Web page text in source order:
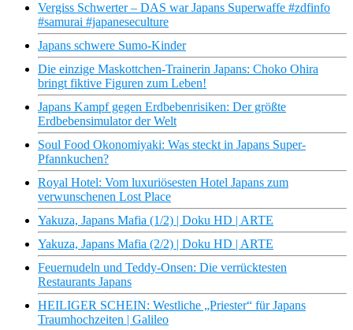
Vergiss Schwerter – DAS war Japans Superwaffe #zdfinfo
#samurai #japaneseculture
Japans schwere Sumo-Kinder
Die einzige Maskottchen-Trainerin Japans: Choko Ohira
bringt fiktive Figuren zum Leben!
Japans Kampf gegen Erdbebenrisiken: Der größte
Erdbebensimulator der Welt
Soul Food Okonomiyaki: Was steckt in Japans Super-
Pfannkuchen?
Royal Hotel: Vom luxuriösesten Hotel Japans zum
verwunschenen Lost Place
Yakuza, Japans Mafia (1/2) | Doku HD | ARTE
Yakuza, Japans Mafia (2/2) | Doku HD | ARTE
Feuernudeln und Teddy-Onsen: Die verrücktesten
Restaurants Japans
HEILIGER SCHEIN: Westliche „Priester“ für Japans
Traumhochzeiten | Galileo